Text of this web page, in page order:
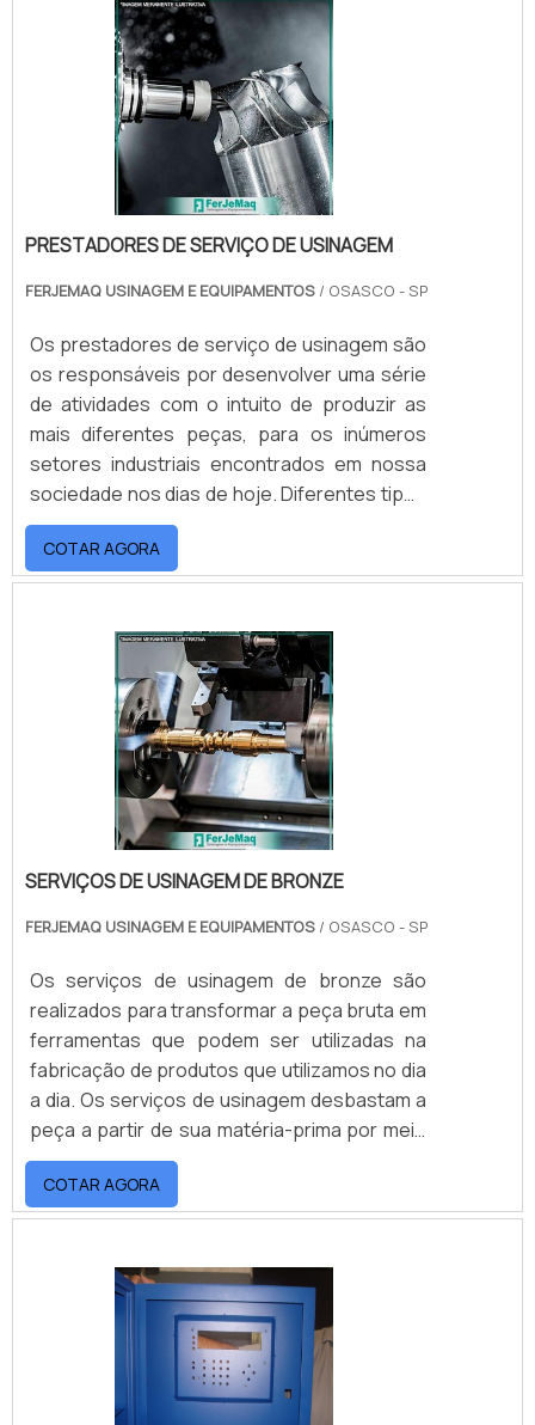
alimentício, indústria farmacêutica,
cosmética, entre outras.É de suma
importância que .
PRESTADORES DE SERVIÇO DE USINAGEM
FERJEMAQ USINAGEM E EQUIPAMENTOS / OSASCO - SP
Os prestadores de serviço de usinagem são
os responsáveis por desenvolver uma série
de atividades com o intuito de produzir as
mais diferentes peças, para os inúmeros
setores industriais encontrados em nossa
sociedade nos dias de hoje. Diferentes tipos
de metais usados Bronze; Plásticos; Aço;
Alumínio; Entre outros.Os prestadores de
usinagem cortam, puxam, aplainam,
de produtos em diferentes matérias-primas
com o intuito de dar a forma que o cliente .
COTAR AGORA
SERVIÇOS DE USINAGEM DE BRONZE
FERJEMAQ USINAGEM E EQUIPAMENTOS / OSASCO - SP
Os serviços de usinagem de bronze são
realizados para transformar a peça bruta em
ferramentas que podem ser utilizadas na
fabricação de produtos que utilizamos no dia
a dia. Os serviços de usinagem desbastam a
peça a partir de sua matéria-prima por meio
de ferramentas específicas que são
capazes de alcançar um efeito preciso e
muito próximo à perfeição. Nos serviços de
ofícios.Tipos de modelagens disponíveis
pela empresa Furo e rosca; Estampagem;
COTAR AGORA